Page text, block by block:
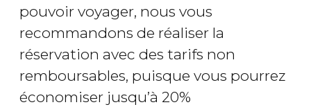
pouvoir voyager, nous vous
recommandons de réaliser la
réservation avec des tarifs non
remboursables, puisque vous pourrez
économiser jusqu’à 20%